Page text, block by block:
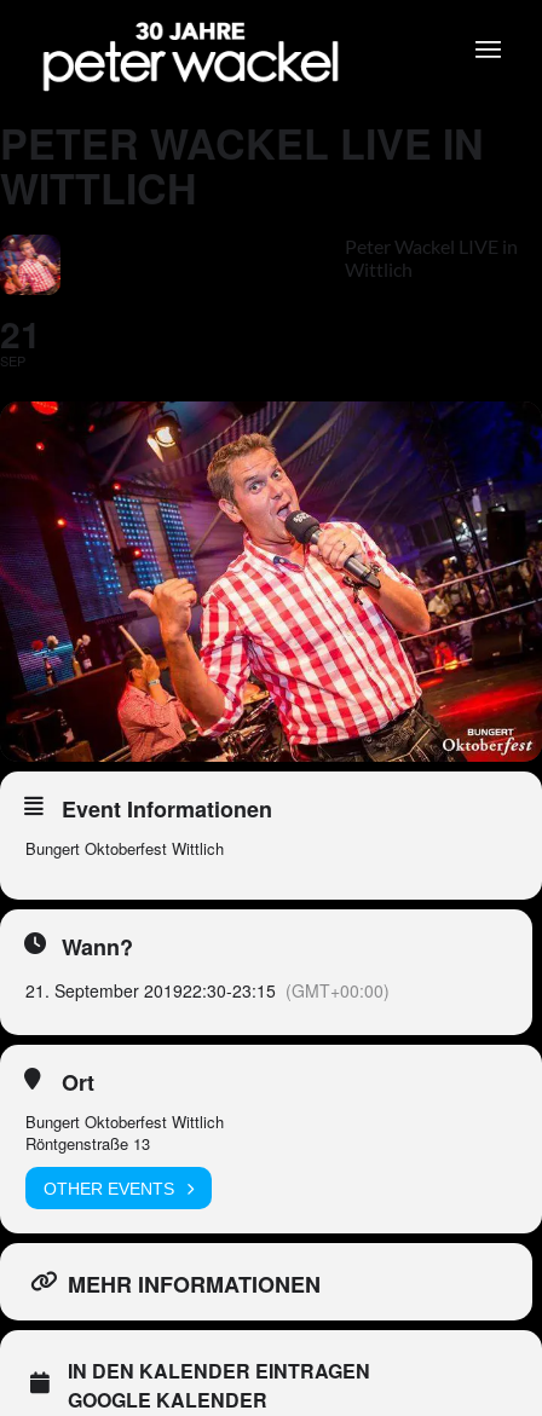
PETER WACKEL LIVE IN
WITTLICH
21
SEP
Peter Wackel LIVE in
Wittlich
Event Informationen
Bungert Oktoberfest Wittlich
Wann?
21. September 201922:30-23:15 (GMT+00:00)
Ort
Bungert Oktoberfest Wittlich
Röntgenstraße 13
OTHER EVENTS
MEHR INFORMATIONEN
IN DEN KALENDER EINTRAGEN
GOOGLE KALENDER